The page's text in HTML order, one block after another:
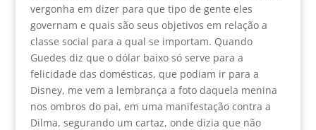
vergonha em dizer para que tipo de gente eles
governam e quais são seus objetivos em relação a
classe social para a qual se importam. Quando
Guedes diz que o dólar baixo só serve para a
felicidade das domésticas, que podiam ir para a
Disney, me vem a lembrança a foto daquela menina
nos ombros do pai, em uma manifestação contra a
Dilma, segurando um cartaz, onde dizia que não